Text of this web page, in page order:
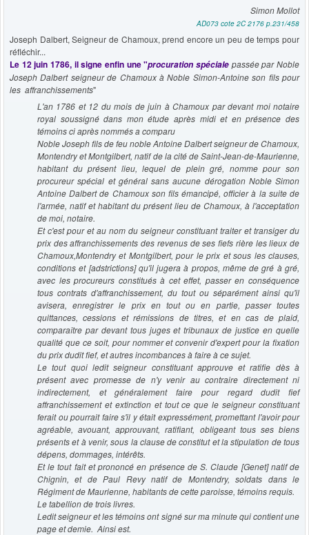
Simon Mollot
AD073 cote 2C 2176 p.231/458
Joseph Dalbert, Seigneur de Chamoux, prend encore un peu de temps pour
réfléchir...
Le 12 juin 1786, il signe enfin une "procuration spéciale passée par Noble
Joseph Dalbert seigneur de Chamoux à Noble Simon-Antoine son fils pour
les affranchissements"
L'an 1786 et 12 du mois de juin à Chamoux par devant moi notaire
royal soussigné dans mon étude après midi et en présence des
témoins ci après nommés a comparu
Noble Joseph fils de feu noble Antoine Dalbert seigneur de Chamoux,
Montendry et Montgilbert, natif de la cité de Saint-Jean-de-Maurienne,
habitant du présent lieu, lequel de plein gré, nomme pour son
procureur spécial et général sans aucune dérogation Noble Simon
Antoine Dalbert de Chamoux son fils émancipé, officier à la suite de
l'armée, natif et habitant du présent lieu de Chamoux, à l'acceptation
de moi, notaire.
Et c'est pour et au nom du seigneur constituant traiter et transiger du
prix des affranchissements des revenus de ses fiefs rière les lieux de
Chamoux,Montendry et Montgilbert, pour le prix et sous les clauses,
conditions et [adstrictions] qu'il jugera à propos, même de gré à gré,
avec les procureurs constitués à cet effet, passer en conséquence
tous contrats d'affranchissement, du tout ou séparément ainsi qu'il
avisera, enregistrer le prix en tout ou en partie, passer toutes
quittances, cessions et rémissions de titres, et en cas de plaid,
comparaître par devant tous juges et tribunaux de justice en quelle
qualité que ce soit, pour nommer et convenir d'expert pour la fixation
du prix dudit fief, et autres incombances à faire à ce sujet.
Le tout quoi ledit seigneur constituant approuve et ratifie dès à
présent avec promesse de n'y venir au contraire directement ni
indirectement, et généralement faire pour regard dudit fief
affranchissement et extinction et tout ce que le seigneur constituant
ferait ou pourrait faire s'il y était expressément, promettant l'avoir pour
agréable, avouant, approuvant, ratifiant, obligeant tous ses biens
présents et à venir, sous la clause de constitut et la stipulation de tous
dépens, dommages, intérêts.
Et le tout fait et prononcé en présence de S. Claude [Genet] natif de
Chignin, et de Paul Revy natif de Montendry, soldats dans le
Régiment de Maurienne, habitants de cette paroisse, témoins requis.
Le tabellion de trois livres.
Ledit seigneur et les témoins ont signé sur ma minute qui contient une
page et demie. Ainsi est.